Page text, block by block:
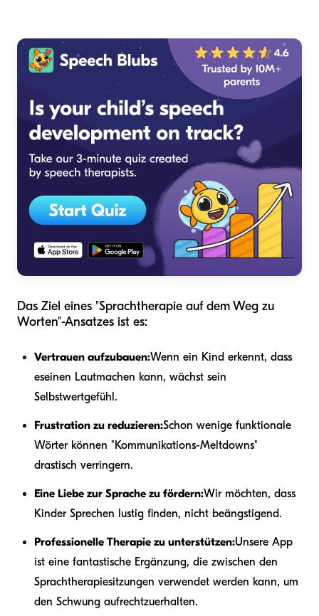
Das Ziel eines "Sprachtherapie auf dem Weg zu
Worten"-Ansatzes ist es:
Vertrauen aufzubauen:Wenn ein Kind erkennt, dass
eseinen Lautmachen kann, wächst sein
Selbstwertgefühl.
Frustration zu reduzieren:Schon wenige funktionale
Wörter können "Kommunikations-Meltdowns"
drastisch verringern.
Eine Liebe zur Sprache zu fördern:Wir möchten, dass
Kinder Sprechen lustig finden, nicht beängstigend.
Professionelle Therapie zu unterstützen:Unsere App
ist eine fantastische Ergänzung, die zwischen den
Sprachtherapiesitzungen verwendet werden kann, um
den Schwung aufrechtzuerhalten.